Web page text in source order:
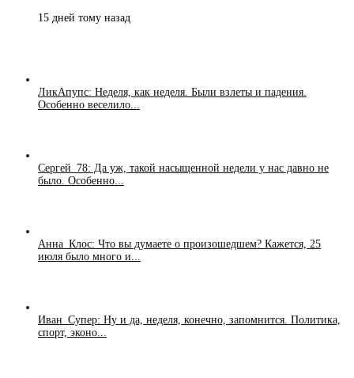
15 дней тому назад
ЛикАпупс: Неделя, как неделя. Были взлеты и падения.
Особенно веселило...
Сергей_78: Да уж, такой насыщенной недели у нас давно не
было. Особенно...
Анна_Клос: Что вы думаете о произошедшем? Кажется, 25
июля было много и...
Иван_Супер: Ну и да, неделя, конечно, запомнится. Политика,
спорт, эконо...